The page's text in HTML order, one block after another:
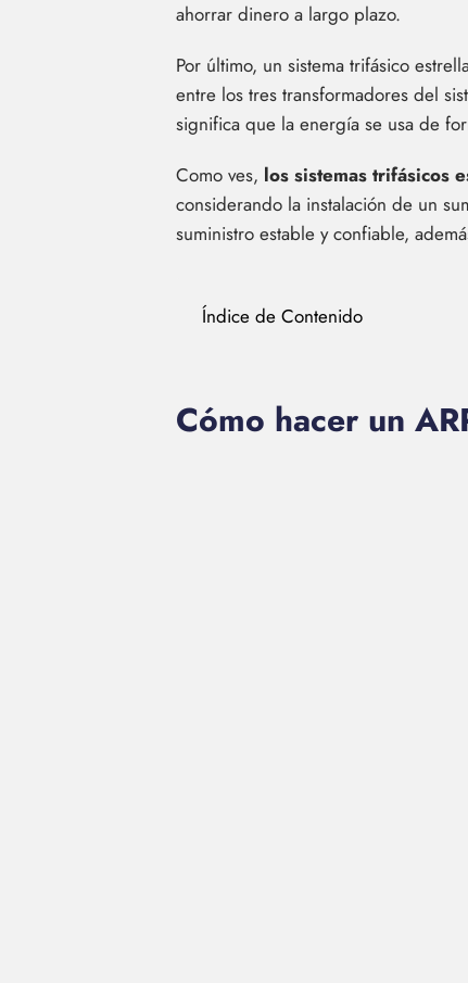
ahorrar dinero a largo plazo.
Por último, un sistema trifásico
entre los tres transformadores del
significa que la energía se usa de
Como ves, los sistemas trifásicos
considerando la instalación de un
suministro estable y confiable,
Índice de Contenido
Cómo hacer un